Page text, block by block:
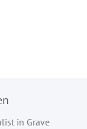
in Grave